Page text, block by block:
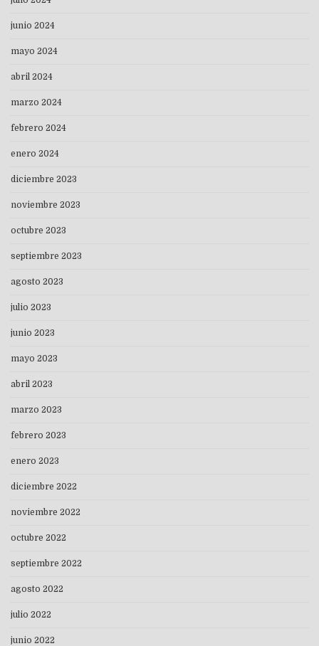
junio 2024
mayo 2024
abril 2024
marzo 2024
febrero 2024
enero 2024
diciembre 2023
noviembre 2023
octubre 2023
septiembre 2023
agosto 2023
julio 2023
junio 2023
mayo 2023
abril 2023
marzo 2023
febrero 2023
enero 2023
diciembre 2022
noviembre 2022
octubre 2022
septiembre 2022
agosto 2022
julio 2022
junio 2022